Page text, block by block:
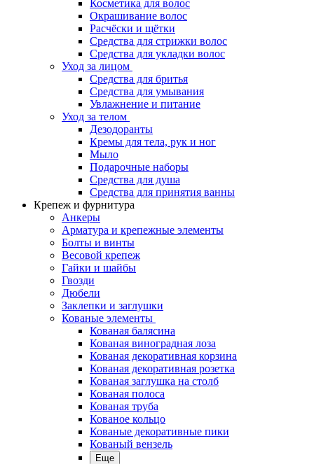
Косметика для волос
Окрашивание волос
Расчёски и щётки
Средства для стрижки волос
Средства для укладки волос
Уход за лицом
Средства для бритья
Средства для умывания
Увлажнение и питание
Уход за телом
Дезодоранты
Кремы для тела, рук и ног
Мыло
Подарочные наборы
Средства для душа
Средства для принятия ванны
Крепеж и фурнитура
Анкеры
Арматура и крепежные элементы
Болты и винты
Весовой крепеж
Гайки и шайбы
Гвозди
Дюбели
Заклепки и заглушки
Кованые элементы
Кованая балясина
Кованая виноградная лоза
Кованая декоративная корзина
Кованая декоративная розетка
Кованая заглушка на столб
Кованая полоса
Кованая труба
Кованое кольцо
Кованые декоративные пики
Кованый вензель
Еще